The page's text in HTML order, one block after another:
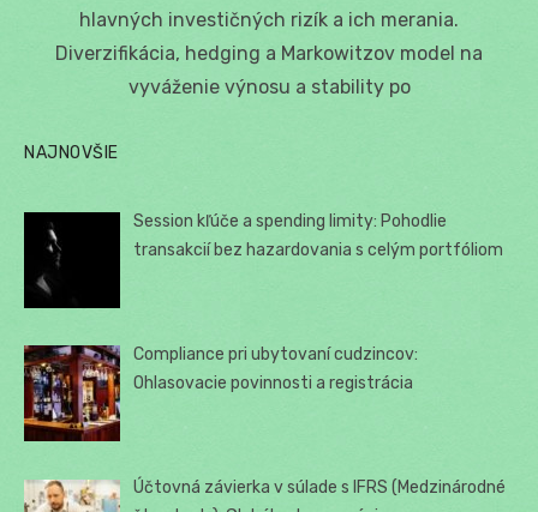
hlavných investičných rizík a ich merania.
Diverzifikácia, hedging a Markowitzov model na
vyváženie výnosu a stability po
NAJNOVŠIE
Session kľúče a spending limity: Pohodlie
transakcií bez hazardovania s celým portfóliom
Compliance pri ubytovaní cudzincov:
Ohlasovacie povinnosti a registrácia
Účtovná závierka v súlade s IFRS (Medzinárodné